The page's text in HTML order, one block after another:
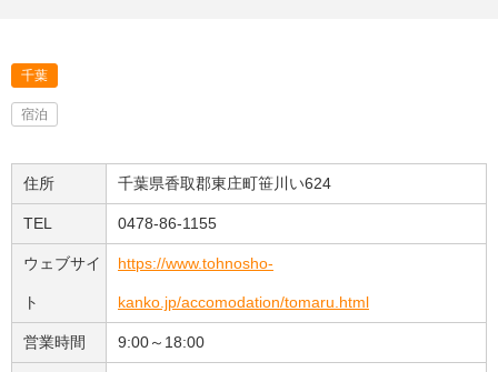
千葉
宿泊
住所 千葉県香取郡東庄町笹川い624
TEL 0478-86-1155
ウェブサイ
ト
https://www.tohnosho-
kanko.jp/accomodation/tomaru.html
営業時間 9:00～18:00